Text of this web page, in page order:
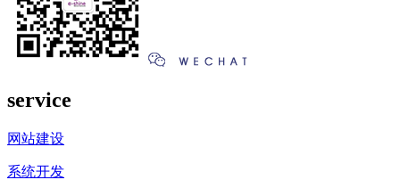
service
网站建设
系统开发